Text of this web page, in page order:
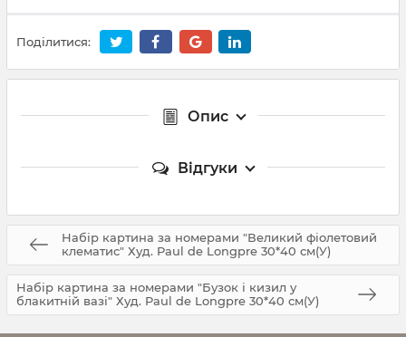
Поділитися:
Опис
Відгуки
Набір картина за номерами "Великий фіолетовий
клематис" Худ. Paul de Longpre 30*40 см(У)
Набір картина за номерами "Бузок і кизил у
блакитній вазі" Худ. Paul de Longpre 30*40 см(У)